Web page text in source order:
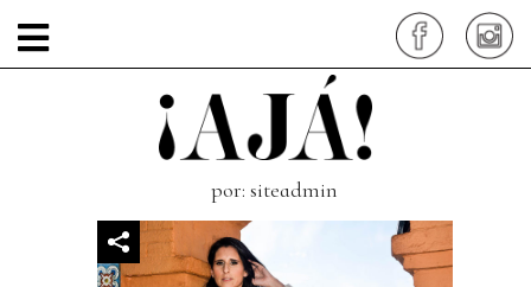
alpaca-
emprendimiento4
por: siteadmin